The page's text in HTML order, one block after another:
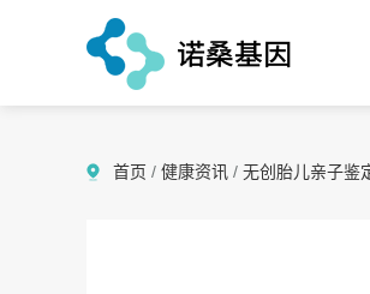
首页 / 健康资讯 / 无创胎儿亲子鉴